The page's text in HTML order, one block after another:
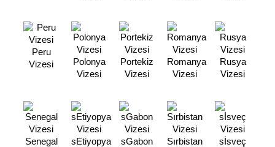
Peru
Vizesi
Polonya
Vizesi
Portekiz
Vizesi
Romanya
Vizesi
Rusya
Vizesi
Senegal
sEtiyopya
sGabon
Sırbistan
sİsveç